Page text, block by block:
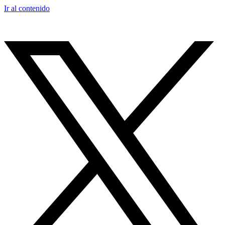
Ir al contenido